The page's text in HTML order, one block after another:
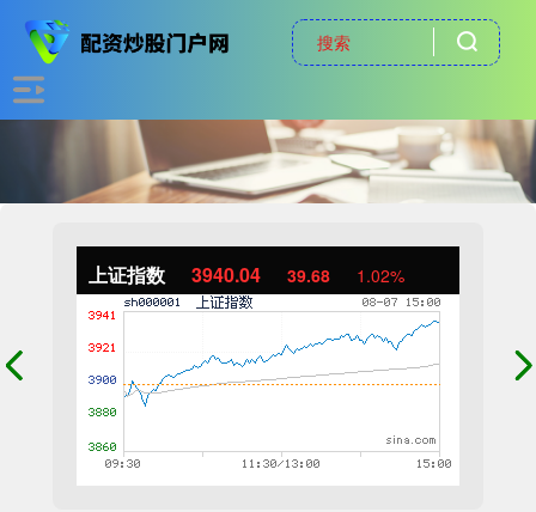
上证指数 3940.04 39.68 1.02%